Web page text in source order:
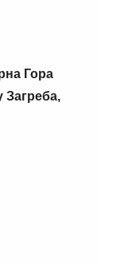
Гора
Загреба,